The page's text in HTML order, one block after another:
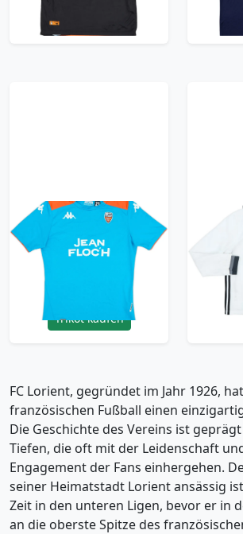
2021-22 Lorient
Kappa Player Issue
Training Shirt #21 -
23.99£ · ca. €28
Trikot kaufen
8/
FC Lorient, gegründet im Jahr 1926,
französischen Fußball einen
Die Geschichte des Vereins ist
Tiefen, die oft mit der Leidenschaft
Engagement der Fans einhergehen.
seiner Heimatstadt Lorient ansässig
Zeit in den unteren Ligen, bevor er in
an die oberste Spitze des